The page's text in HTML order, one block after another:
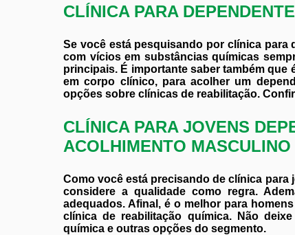
CLÍNICA PARA
Se você está pesquisando por clínica para
com vícios em substâncias químicas
principais. É importante saber também
em corpo clínico, para acolher um
opções sobre clínicas de reabilitação.
CLÍNICA PARA JOVENS
ACOLHIMENTO MASCULINO
Como você está precisando de clínica
considere a qualidade como regra.
adequados. Afinal, é o melhor para
clínica de reabilitação química. Não
química e outras opções do segmento.